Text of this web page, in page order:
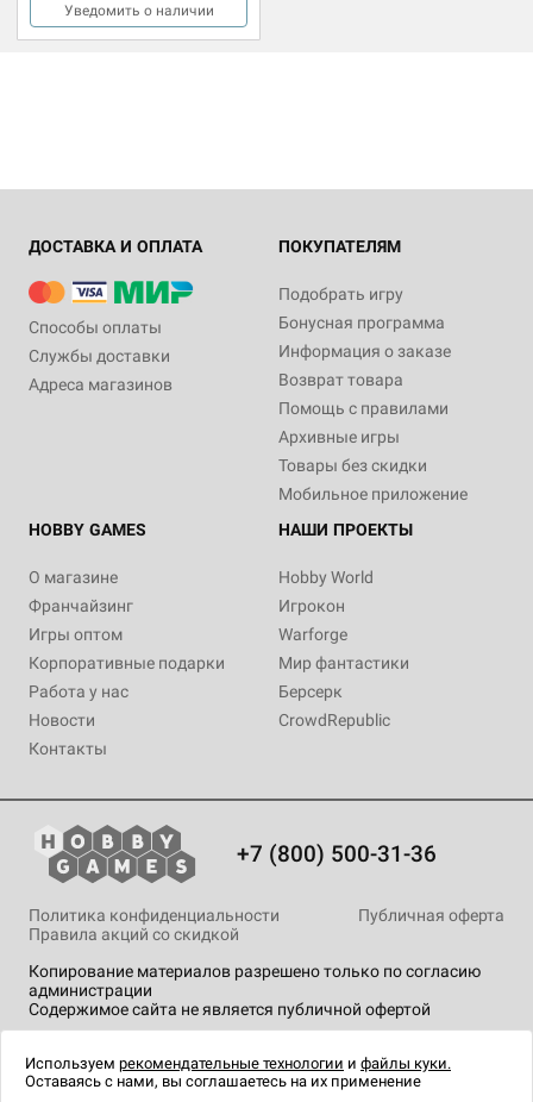
Уведомить о наличии
ДОСТАВКА И ОПЛАТА
Способы оплаты
Службы доставки
Адреса магазинов
ПОКУПАТЕЛЯМ
Подобрать игру
Бонусная программа
Информация о заказе
Возврат товара
Помощь с правилами
Архивные игры
Товары без скидки
Мобильное приложение
HOBBY GAMES
О магазине
Франчайзинг
Игры оптом
Корпоративные подарки
Работа у нас
Новости
Контакты
НАШИ ПРОЕКТЫ
Hobby World
Игрокон
Warforge
Мир фантастики
Берсерк
CrowdRepublic
+7 (800) 500-31-36
Копирование материалов разрешено только по согласию
администрации
Содержимое сайта не является публичной офертой
Политика конфиденциальности
Публичная оферта
Правила акций со скидкой
технологии .
Используем рекомендательные технологии и файлы куки.
Оставаясь с нами, вы соглашаетесь на их применение